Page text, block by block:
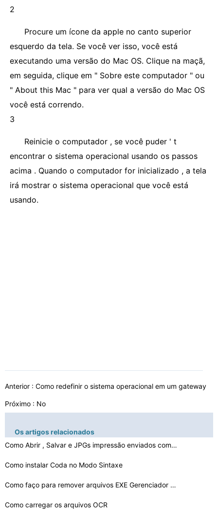
2
Procure um ícone da apple no canto superior
esquerdo da tela. Se você ver isso, você está
executando uma versão do Mac OS. Clique na maçã,
em seguida, clique em " Sobre este computador " ou
" About this Mac " para ver qual a versão do Mac OS
você está correndo.
3
Reinicie o computador , se você puder ' t
encontrar o sistema operacional usando os passos
acima . Quando o computador for inicializado , a tela
irá mostrar o sistema operacional que você está
usando.
Anterior : Como redefinir o sistema operacional em um gateway
Próximo : No
Os artigos relacionados
Como Abrir , Salvar e JPGs impressão enviados como ane…
Como instalar Coda no Modo Sintaxe
Como faço para remover arquivos EXE Gerenciador de Tar…
Como carregar os arquivos OCR